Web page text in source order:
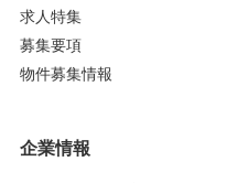
求人特集
募集要項
物件募集情報
企業情報